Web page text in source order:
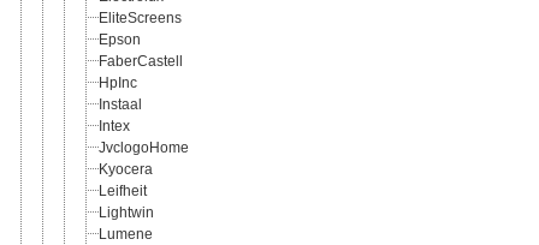
EliteScreens
Epson
FaberCastell
HpInc
Instaal
Intex
JvclogoHome
Kyocera
Leifheit
Lightwin
Lumene